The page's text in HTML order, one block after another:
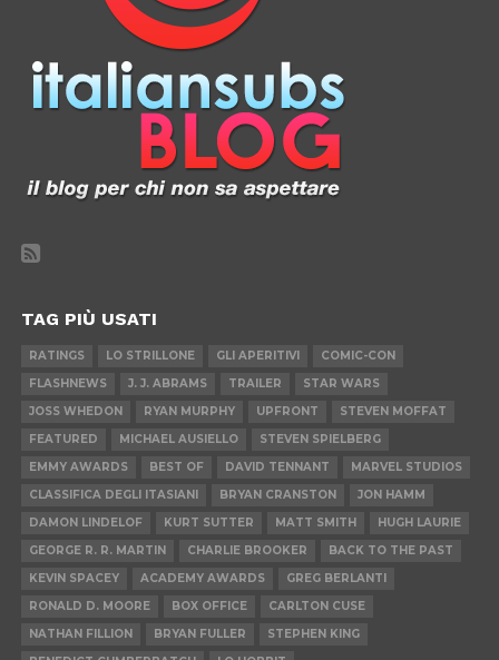
TAG PIÙ USATI
RATINGS LO STRILLONE GLI APERITIVI
COMIC-CON
FLASHNEWS
J. J. ABRAMS TRAILER
STAR WARS
JOSS WHEDON
RYAN MURPHY UPFRONT
STEVEN MOFFAT
FEATURED
MICHAEL AUSIELLO
STEVEN SPIELBERG
EMMY AWARDS
BEST OF DAVID TENNANT
MARVEL STUDIOS
CLASSIFICA DEGLI ITASIANI
BRYAN CRANSTON
JON HAMM
DAMON LINDELOF
KURT SUTTER MATT SMITH
HUGH LAURIE
GEORGE R. R. MARTIN
CHARLIE BROOKER
BACK TO THE PAST
KEVIN SPACEY
ACADEMY AWARDS
GREG BERLANTI
RONALD D. MOORE
BOX OFFICE
CARLTON CUSE
NATHAN FILLION
BRYAN FULLER
STEPHEN KING